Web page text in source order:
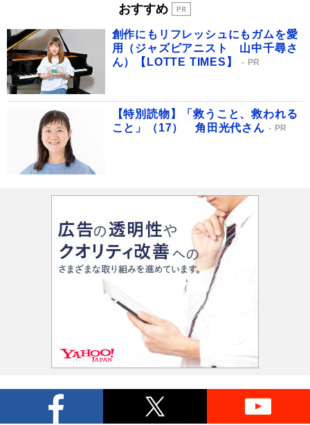
おすすめ
創作にもリフレッシュにもガムを愛
用（ジャズピアニスト 山中千尋さ
ん）【LOTTE TIMES】
PR
【特別読物】「救うこと、救われる
こと」（17） 角田光代さん
PR